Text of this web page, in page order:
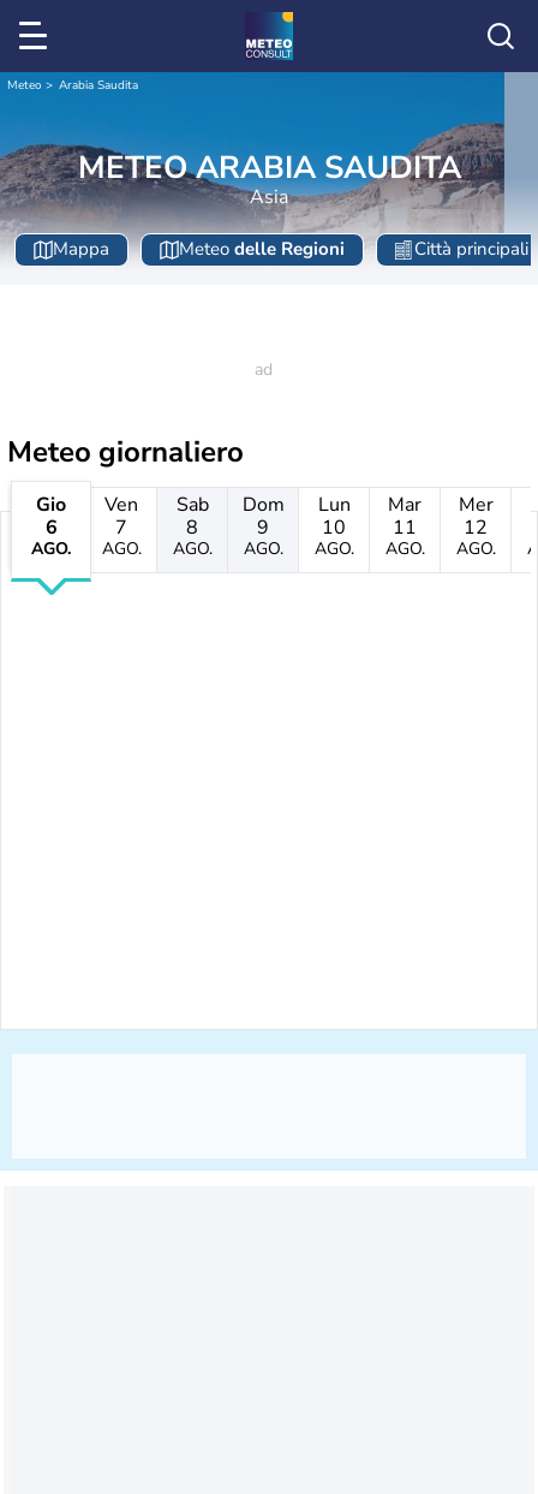
Meteo Arabia Saudita
METEO ARABIA SAUDITA
Asia
Mappa Meteo delle Regioni Città principali
Meteo giornaliero
Gio
6
AGO.
Ven
7
AGO.
Sab
8
AGO.
Dom
9
AGO.
Lun
10
AGO.
Mar
11
AGO.
Mer
12
AGO.